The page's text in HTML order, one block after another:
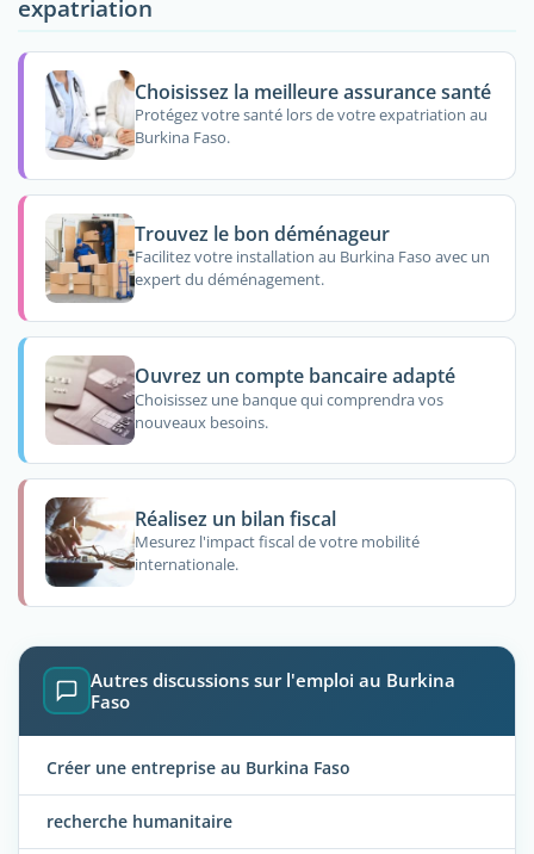
expatriation
Choisissez la meilleure assurance santé
Protégez votre santé lors de votre expatriation au
Burkina Faso.
Trouvez le bon déménageur
Facilitez votre installation au Burkina Faso avec un
expert du déménagement.
Ouvrez un compte bancaire adapté
Choisissez une banque qui comprendra vos
nouveaux besoins.
Réalisez un bilan fiscal
Mesurez l'impact fiscal de votre mobilité
internationale.
Autres discussions sur l'emploi au Burkina
Faso
Créer une entreprise au Burkina Faso
recherche humanitaire